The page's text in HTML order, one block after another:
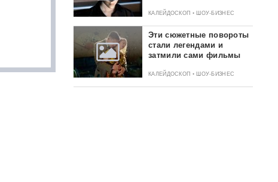
КАЛЕЙДОСКОП • ШОУ-БИЗНЕС
Эти сюжетные повороты
стали легендами и
затмили сами фильмы
КАЛЕЙДОСКОП • ШОУ-БИЗНЕС